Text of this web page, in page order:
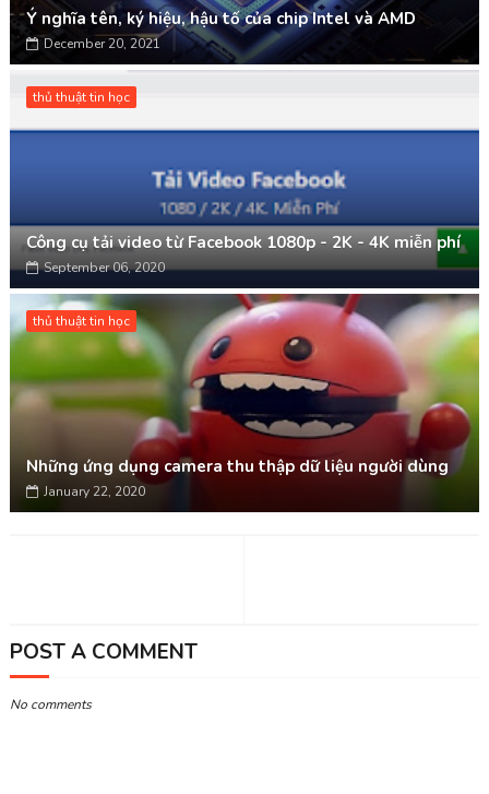
Ý nghĩa tên, ký hiệu, hậu tố của chip Intel và AMD
December 20, 2021
thủ thuật tin học
Công cụ tải video từ Facebook 1080p - 2K - 4K miễn phí
September 06, 2020
thủ thuật tin học
Những ứng dụng camera thu thập dữ liệu người dùng
January 22, 2020
POST A COMMENT
No comments